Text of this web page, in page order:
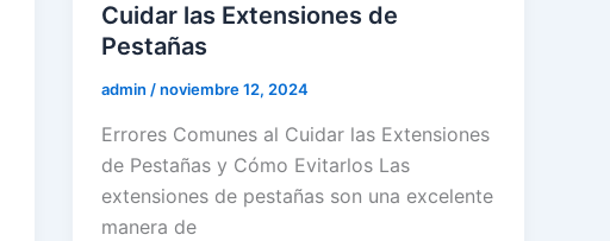
Cuidar las Extensiones de
Pestañas
admin/noviembre 12, 2024
Errores Comunes al Cuidar las Extensiones
de Pestañas y Cómo Evitarlos Las
extensiones de pestañas son una excelente
manera de